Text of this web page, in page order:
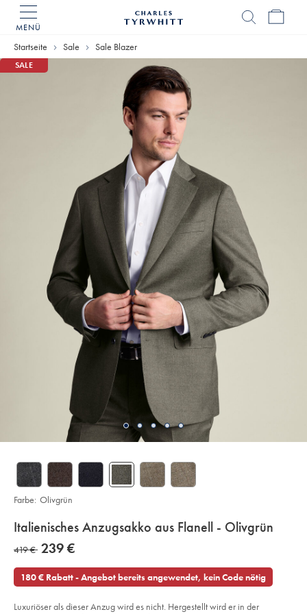
MENÜ
Home
Startseite Sale Sale Blazer
SALE
details
about
product:
Italienisches Anzugsakko aus Flanell - Olivgrün
Details
https://www.charlestyrwhitt.com/de/italienisches-
anzugsakko-
flanell-
-
sourceCode=dmdefault
was
419
€
419 € now
€
239 €
180 € Rabatt - Angebot bereits angewendet, kein Code nötig
Luxuriöser als dieser Anzug wird es nicht. Hergestellt wird er in der
Farbe: Olivgrün